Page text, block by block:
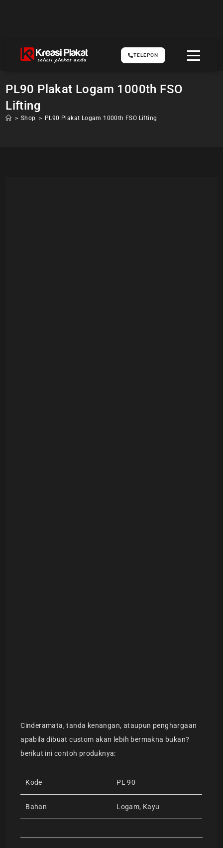
TELEPON
PL90 Plakat Logam 1000th FSO
Lifting
> Shop > PL90 Plakat Logam 1000th FSO Lifting
Cinderamata, tanda kenangan, ataupun penghargaan
apabila dibuat custom akan lebih bermakna bukan?
berikut ini contoh produknya:
Kode PL 90
Bahan Logam, Kayu